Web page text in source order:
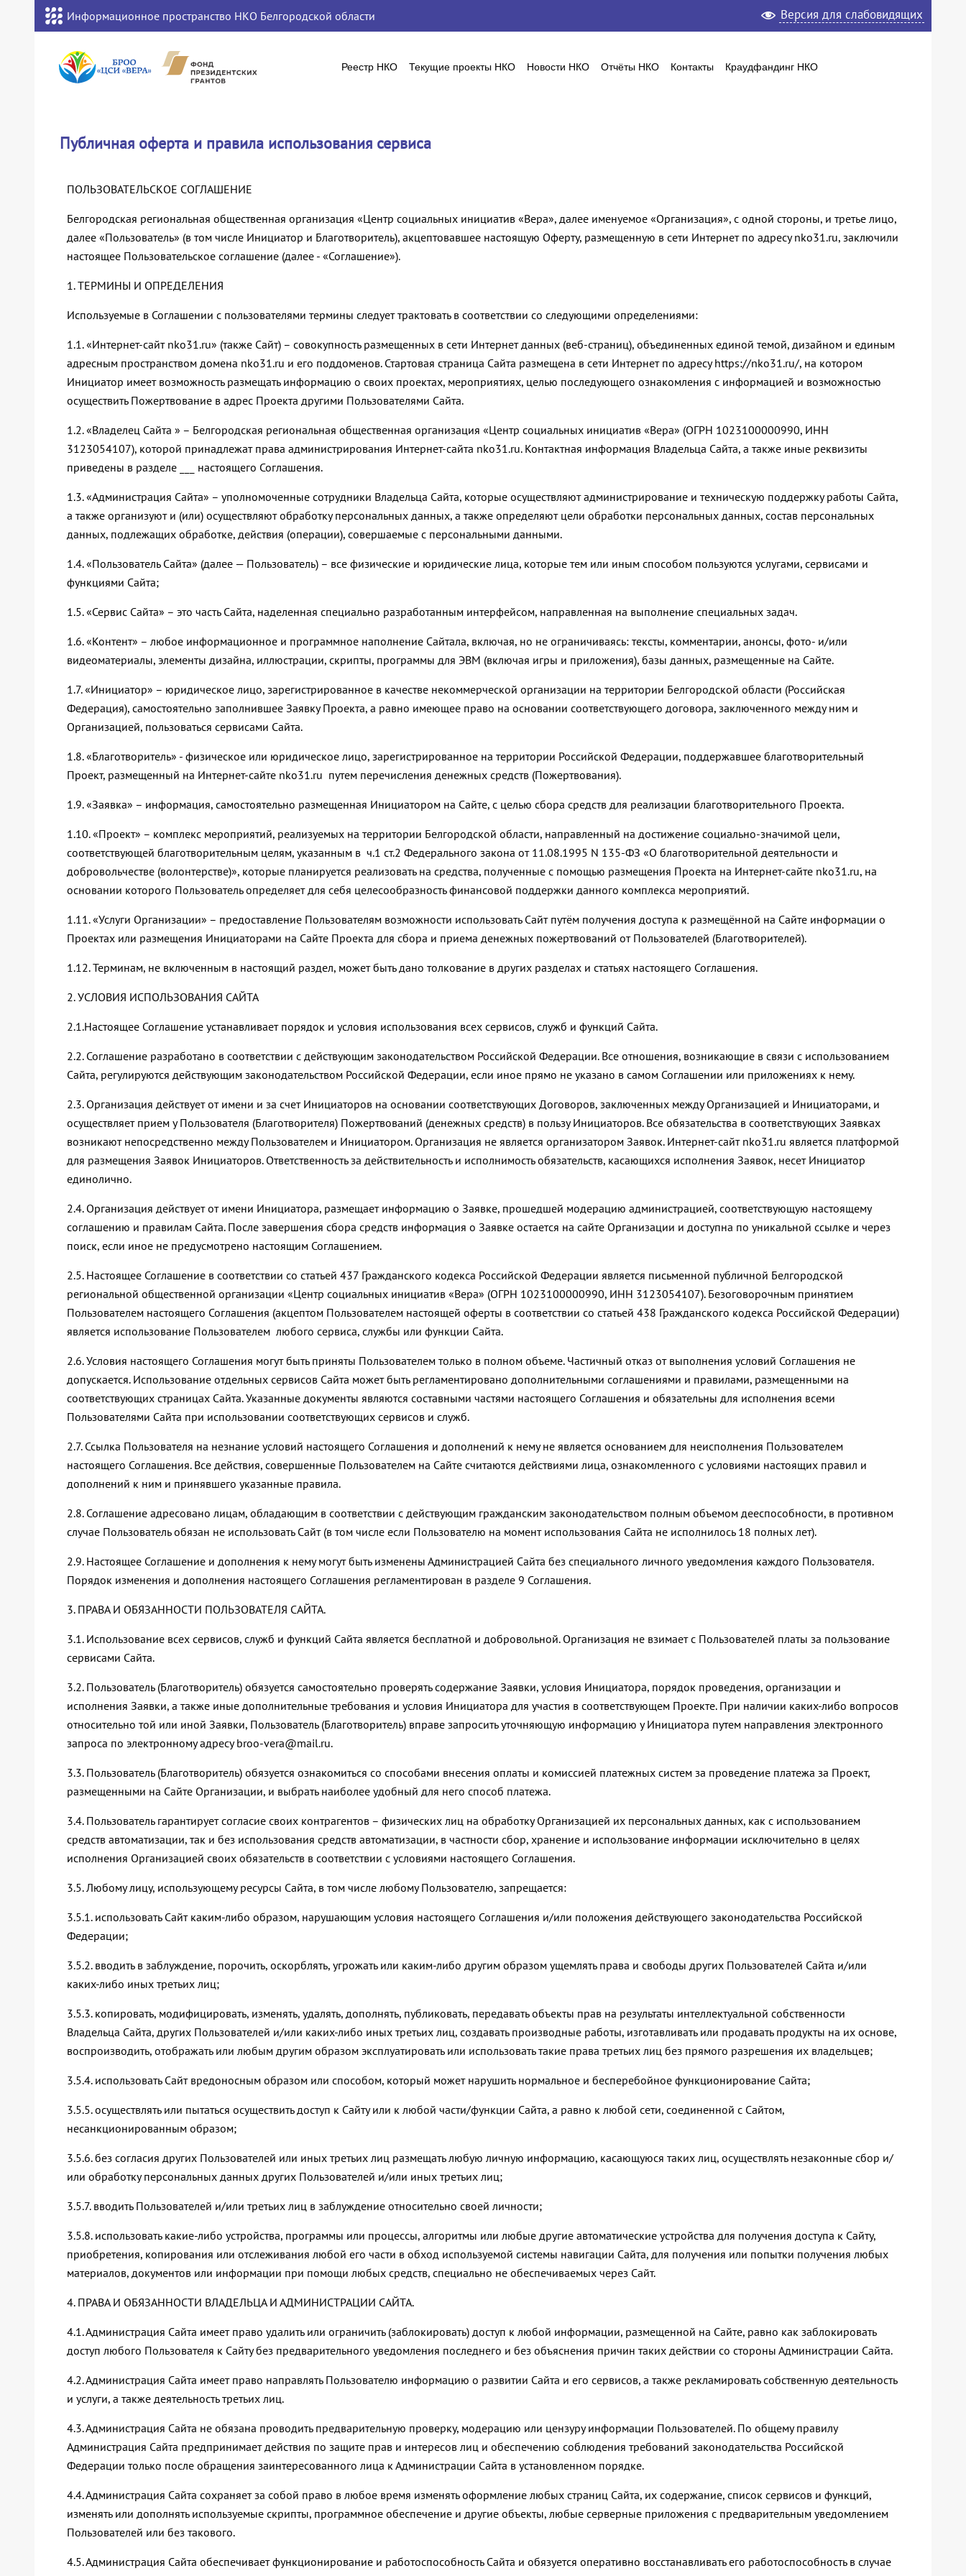
Информационное пространство НКО Белгородской области Версия для слабовидящих
Реестр НКО Текущие проекты НКО Новости НКО Отчёты НКО Контакты Краудфандинг НКО
Публичная оферта и правила использования сервиса
ПОЛЬЗОВАТЕЛЬСКОЕ СОГЛАШЕНИЕ
Белгородская региональная общественная организация «Центр социальных инициатив «Вера», далее именуемое «Организация», с одной стороны, и третье лицо,
далее «Пользователь» (в том числе Инициатор и Благотворитель), акцептовавшее настоящую Оферту, размещенную в сети Интернет по адресу nko31.ru, заключили
настоящее Пользовательское соглашение (далее - «Соглашение»).
1. ТЕРМИНЫ И ОПРЕДЕЛЕНИЯ
Используемые в Соглашении с пользователями термины следует трактовать в соответствии со следующими определениями:
1.1. «Интернет-сайт nko31.ru» (также Сайт) – совокупность размещенных в сети Интернет данных (веб-страниц), объединенных единой темой, дизайном и единым
адресным пространством домена nko31.ru и его поддоменов. Стартовая страница Сайта размещена в сети Интернет по адресу https://nko31.ru/, на котором
Инициатор имеет возможность размещать информацию о своих проектах, мероприятиях, целью последующего ознакомления с информацией и возможностью
осуществить Пожертвование в адрес Проекта другими Пользователями Сайта.
1.2. «Владелец Сайта » – Белгородская региональная общественная организация «Центр социальных инициатив «Вера» (ОГРН 1023100000990, ИНН
3123054107), которой принадлежат права администрирования Интернет-сайта nko31.ru. Контактная информация Владельца Сайта, а также иные реквизиты
приведены в разделе ___ настоящего Соглашения.
1.3. «Администрация Сайта» – уполномоченные сотрудники Владельца Сайта, которые осуществляют администрирование и техническую поддержку работы Сайта,
а также организуют и (или) осуществляют обработку персональных данных, а также определяют цели обработки персональных данных, состав персональных
данных, подлежащих обработке, действия (операции), совершаемые с персональными данными.
1.4. «Пользователь Сайта» (далее — Пользователь) – все физические и юридические лица, которые тем или иным способом пользуются услугами, сервисами и
функциями Сайта;
1.5. «Сервис Сайта» – это часть Сайта, наделенная специально разработанным интерфейсом, направленная на выполнение специальных задач.
1.6. «Контент» – любое информационное и программное наполнение Сайтала, включая, но не ограничиваясь: тексты, комментарии, анонсы, фото- и/или
видеоматериалы, элементы дизайна, иллюстрации, скрипты, программы для ЭВМ (включая игры и приложения), базы данных, размещенные на Сайте.
1.7. «Инициатор» – юридическое лицо, зарегистрированное в качестве некоммерческой организации на территории Белгородской области (Российская
Федерация), самостоятельно заполнившее Заявку Проекта, а равно имеющее право на основании соответствующего договора, заключенного между ним и
Организацией, пользоваться сервисами Сайта.
1.8. «Благотворитель» - физическое или юридическое лицо, зарегистрированное на территории Российской Федерации, поддержавшее благотворительный
Проект, размещенный на Интернет-сайте nko31.ru путем перечисления денежных средств (Пожертвования).
1.9. «Заявка» – информация, самостоятельно размещенная Инициатором на Сайте, с целью сбора средств для реализации благотворительного Проекта.
1.10. «Проект» – комплекс мероприятий, реализуемых на территории Белгородской области, направленный на достижение социально-значимой цели,
соответствующей благотворительным целям, указанным в ч.1 ст.2 Федерального закона от 11.08.1995 N 135-ФЗ «О благотворительной деятельности и
добровольчестве (волонтерстве)», которые планируется реализовать на средства, полученные с помощью размещения Проекта на Интернет-сайте nko31.ru, на
основании которого Пользователь определяет для себя целесообразность финансовой поддержки данного комплекса мероприятий.
1.11. «Услуги Организации» – предоставление Пользователям возможности использовать Сайт путём получения доступа к размещённой на Сайте информации о
Проектах или размещения Инициаторами на Сайте Проекта для сбора и приема денежных пожертвований от Пользователей (Благотворителей).
1.12. Терминам, не включенным в настоящий раздел, может быть дано толкование в других разделах и статьях настоящего Соглашения.
2. УСЛОВИЯ ИСПОЛЬЗОВАНИЯ САЙТА
2.1.Настоящее Соглашение устанавливает порядок и условия использования всех сервисов, служб и функций Сайта.
2.2. Соглашение разработано в соответствии с действующим законодательством Российской Федерации. Все отношения, возникающие в связи с использованием
Сайта, регулируются действующим законодательством Российской Федерации, если иное прямо не указано в самом Соглашении или приложениях к нему.
2.3. Организация действует от имени и за счет Инициаторов на основании соответствующих Договоров, заключенных между Организацией и Инициаторами, и
осуществляет прием у Пользователя (Благотворителя) Пожертвований (денежных средств) в пользу Инициаторов. Все обязательства в соответствующих Заявках
возникают непосредственно между Пользователем и Инициатором. Организация не является организатором Заявок. Интернет-сайт nko31.ru является платформой
для размещения Заявок Инициаторов. Ответственность за действительность и исполнимость обязательств, касающихся исполнения Заявок, несет Инициатор
единолично.
2.4. Организация действует от имени Инициатора, размещает информацию о Заявке, прошедшей модерацию администрацией, соответствующую настоящему
соглашению и правилам Сайта. После завершения сбора средств информация о Заявке остается на сайте Организации и доступна по уникальной ссылке и через
поиск, если иное не предусмотрено настоящим Соглашением.
2.5. Настоящее Соглашение в соответствии со статьей 437 Гражданского кодекса Российской Федерации является письменной публичной Белгородской
региональной общественной организации «Центр социальных инициатив «Вера» (ОГРН 1023100000990, ИНН 3123054107). Безоговорочным принятием
Пользователем настоящего Соглашения (акцептом Пользователем настоящей оферты в соответствии со статьей 438 Гражданского кодекса Российской Федерации)
является использование Пользователем любого сервиса, службы или функции Сайта.
2.6. Условия настоящего Соглашения могут быть приняты Пользователем только в полном объеме. Частичный отказ от выполнения условий Соглашения не
допускается. Использование отдельных сервисов Сайта может быть регламентировано дополнительными соглашениями и правилами, размещенными на
соответствующих страницах Сайта. Указанные документы являются составными частями настоящего Соглашения и обязательны для исполнения всеми
Пользователями Сайта при использовании соответствующих сервисов и служб.
2.7. Ссылка Пользователя на незнание условий настоящего Соглашения и дополнений к нему не является основанием для неисполнения Пользователем
настоящего Соглашения. Все действия, совершенные Пользователем на Сайте считаются действиями лица, ознакомленного с условиями настоящих правил и
дополнений к ним и принявшего указанные правила.
2.8. Соглашение адресовано лицам, обладающим в соответствии с действующим гражданским законодательством полным объемом дееспособности, в противном
случае Пользователь обязан не использовать Сайт (в том числе если Пользователю на момент использования Сайта не исполнилось 18 полных лет).
2.9. Настоящее Соглашение и дополнения к нему могут быть изменены Администрацией Сайта без специального личного уведомления каждого Пользователя.
Порядок изменения и дополнения настоящего Соглашения регламентирован в разделе 9 Соглашения.
3. ПРАВА И ОБЯЗАННОСТИ ПОЛЬЗОВАТЕЛЯ САЙТА.
3.1. Использование всех сервисов, служб и функций Сайта является бесплатной и добровольной. Организация не взимает с Пользователей платы за пользование
сервисами Сайта.
3.2. Пользователь (Благотворитель) обязуется самостоятельно проверять содержание Заявки, условия Инициатора, порядок проведения, организации и
исполнения Заявки, а также иные дополнительные требования и условия Инициатора для участия в соответствующем Проекте. При наличии каких-либо вопросов
относительно той или иной Заявки, Пользователь (Благотворитель) вправе запросить уточняющую информацию у Инициатора путем направления электронного
запроса по электронному адресу broo-vera@mail.ru.
3.3. Пользователь (Благотворитель) обязуется ознакомиться со способами внесения оплаты и комиссией платежных систем за проведение платежа за Проект,
размещенными на Сайте Организации, и выбрать наиболее удобный для него способ платежа.
3.4. Пользователь гарантирует согласие своих контрагентов – физических лиц на обработку Организацией их персональных данных, как с использованием
средств автоматизации, так и без использования средств автоматизации, в частности сбор, хранение и использование информации исключительно в целях
исполнения Организацией своих обязательств в соответствии с условиями настоящего Соглашения.
3.5. Любому лицу, использующему ресурсы Сайта, в том числе любому Пользователю, запрещается:
3.5.1. использовать Сайт каким-либо образом, нарушающим условия настоящего Соглашения и/или положения действующего законодательства Российской
Федерации;
3.5.2. вводить в заблуждение, порочить, оскорблять, угрожать или каким-либо другим образом ущемлять права и свободы других Пользователей Сайта и/или
каких-либо иных третьих лиц;
3.5.3. копировать, модифицировать, изменять, удалять, дополнять, публиковать, передавать объекты прав на результаты интеллектуальной собственности
Владельца Сайта, других Пользователей и/или каких-либо иных третьих лиц, создавать производные работы, изготавливать или продавать продукты на их основе,
воспроизводить, отображать или любым другим образом эксплуатировать или использовать такие права третьих лиц без прямого разрешения их владельцев;
3.5.4. использовать Сайт вредоносным образом или способом, который может нарушить нормальное и бесперебойное функционирование Сайта;
3.5.5. осуществлять или пытаться осуществить доступ к Сайту или к любой части/функции Сайта, а равно к любой сети, соединенной с Сайтом,
несанкционированным образом;
3.5.6. без согласия других Пользователей или иных третьих лиц размещать любую личную информацию, касающуюся таких лиц, осуществлять незаконные сбор и/
или обработку персональных данных других Пользователей и/или иных третьих лиц;
3.5.7. вводить Пользователей и/или третьих лиц в заблуждение относительно своей личности;
3.5.8. использовать какие-либо устройства, программы или процессы, алгоритмы или любые другие автоматические устройства для получения доступа к Сайту,
приобретения, копирования или отслеживания любой его части в обход используемой системы навигации Сайта, для получения или попытки получения любых
материалов, документов или информации при помощи любых средств, специально не обеспечиваемых через Сайт.
4. ПРАВА И ОБЯЗАННОСТИ ВЛАДЕЛЬЦА И АДМИНИСТРАЦИИ САЙТА.
4.1. Администрация Сайта имеет право удалить или ограничить (заблокировать) доступ к любой информации, размещенной на Сайте, равно как заблокировать
доступ любого Пользователя к Сайту без предварительного уведомления последнего и без объяснения причин таких действии со стороны Администрации Сайта.
4.2. Администрация Сайта имеет право направлять Пользователю информацию о развитии Сайта и его сервисов, а также рекламировать собственную деятельность
и услуги, а также деятельность третьих лиц.
4.3. Администрация Сайта не обязана проводить предварительную проверку, модерацию или цензуру информации Пользователей. По общему правилу
Администрация Сайта предпринимает действия по защите прав и интересов лиц и обеспечению соблюдения требований законодательства Российской
Федерации только после обращения заинтересованного лица к Администрации Сайта в установленном порядке.
4.4. Администрация Сайта сохраняет за собой право в любое время изменять оформление любых страниц Сайта, их содержание, список сервисов и функций,
изменять или дополнять используемые скрипты, программное обеспечение и другие объекты, любые серверные приложения с предварительным уведомлением
Пользователей или без такового.
4.5. Администрация Сайта обеспечивает функционирование и работоспособность Сайта и обязуется оперативно восстанавливать его работоспособность в случае